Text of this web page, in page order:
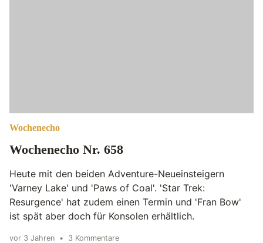
Wochenecho
Wochenecho Nr. 658
Heute mit den beiden Adventure-Neueinsteigern
'Varney Lake' und 'Paws of Coal'. 'Star Trek:
Resurgence' hat zudem einen Termin und 'Fran Bow'
ist spät aber doch für Konsolen erhältlich.
vor 3 Jahren • 3 Kommentare